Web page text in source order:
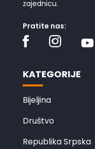
zajednicu.
Pratite nas:
KATEGORIJE
Bijeljina
Društvo
Republika Srpska